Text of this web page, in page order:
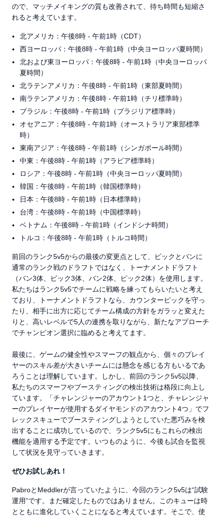
ので、マッチメイキングの質も改善されて、待ち時間も短縮さ
れると考えています。
北アメリカ：午後8時 - 午前1時（CDT）
西ヨーロッパ：午後8時 - 午前1時（中央ヨーロッパ夏時間）
北および東ヨーロッパ：午後8時 - 午前1時（中央ヨーロッパ
夏時間）
北ラテンアメリカ：午後8時 - 午前1時（東部夏時間）
南ラテンアメリカ：午後8時 - 午前1時（チリ標準時）
ブラジル：午後8時 - 午前1時（ブラジリア標準時）
オセアニア：午後8時 - 午前1時（オーストラリア東部標準
時）
東南アジア：午後8時 - 午前1時（シンガポール時間）
中東：午後8時 - 午前1時（アラビア標準時）
ロシア：午後8時 - 午前1時（中央ヨーロッパ夏時間）
韓国：午後8時 - 午前1時（韓国標準時）
日本：午後8時 - 午前1時（日本標準時）
台湾：午後8時 - 午前1時（中国標準時）
ベトナム：午後8時 - 午前1時（インドシナ時間）
トルコ：午後8時 - 午前1時（トルコ時間）
前回のランク5v5からの最後の変更点として、ピックとバンに
通常のランク戦のドラフトではなく、トーナメントドラフト
（バン3体、ピック3体、バン2体、ピック2体）を使用します。
私たちはランク5v5でチームに戦略を練ってもらいたいと考え
ており、トーナメントドラフトなら、カウンターピックを守っ
たり、相手に出方に応じてチーム構成の方針をガラッと変えた
りと、高いレベルで5人の連携を取りながら、新たなアプローチ
でチャンピオン選択に臨めると考えてます。
最後に、ゲームの健全性やスマーフの観点から、個々のプレイ
ヤーのスキル差が大きいチームには懸念を感じる方もいるであ
ろうことは理解しています。しかし、前回のランク5v5以降、
私たちのスマーフやブースティングの検出技術は格段に向上し
ています。「チャレンジャーのアカウント1つと、チャレンジャ
ーのプレイヤーが使用するダイヤモンドのアカウント4つ」でフ
レックスキューでブースティングしようとしていた悪巧みを検
出することに成功しているので、ランク5v5にもこれらの検出
機能を適用する予定です。いつものように、今後も試合を監視
して状況を見守っていきます。
ぜひお試しあれ！
PabroとMeddlerが言っていたように、今回のランク5v5は“試験
運用”です。まだ確定したものではありません。このキューは時
とともに進化していくことになると考えています。そこで、使